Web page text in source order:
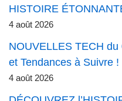
HISTOIRE
4 août 2026
NOUVELLES TECH
et Tendances à Suivre !
4 août 2026